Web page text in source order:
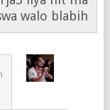
walo blabih